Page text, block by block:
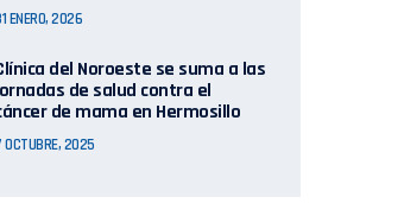
ENERO, 2026
del Noroeste se suma a las
de salud contra el
de mama en Hermosillo
OCTUBRE, 2025